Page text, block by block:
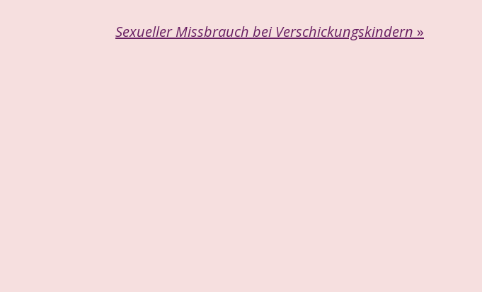
Sexueller Missbrauch bei Verschickungskindern »